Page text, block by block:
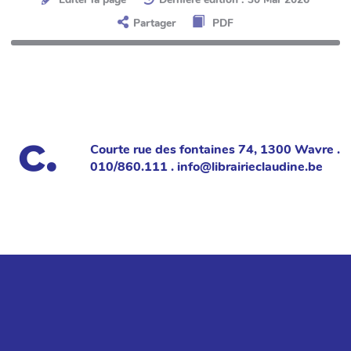
Partager
PDF
Courte rue des fontaines 74, 1300 Wavre .
010/860.111 . info@librairieclaudine.be